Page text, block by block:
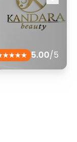
5.00/5